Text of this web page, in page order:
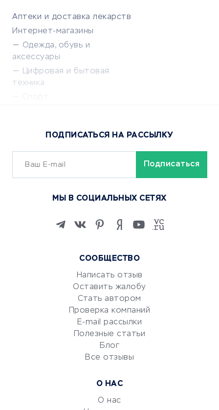
Аптеки и доставка лекарств
Интернет-магазины
Одежда, обувь и
аксессуары
Цифровая и бытовая
техника
Сервисы доставки
ОБУЧЕНИЕ И РАБОТА
Изучение иностранных
Маркетинг и продажи
Репетиторство
Красота и здоровье
Сервисы по поиску работы
Сетевой маркетинг
УСЛУГИ ДЛЯ БИЗНЕСА
СООБЩЕСТВО
Написать отзыв
Оставить жалобу
Стать автором
Проверка компаний
E-mail рассылки
Полезные статьи
Блог
Все отзывы
О НАС
О нас
ПОДПИСАТЬСЯ НА РАССЫЛКУ
МЫ В СОЦИАЛЬНЫХ СЕТЯХ